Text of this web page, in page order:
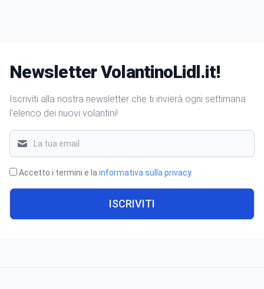
Newsletter VolantinoLidl.it!
Iscriviti alla nostra newsletter che ti invierà ogni settimana
l'elenco dei nuovi volantini!
Accetto i termini e la informativa sulla privacy.
ISCRIVITI